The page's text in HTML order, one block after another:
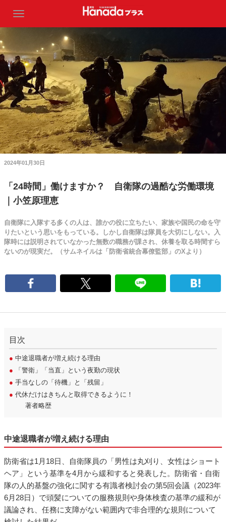
2024年01月30日
「24時間」働けますか？ 自衛隊の過酷な労働環境
｜小笠原理恵
自衛隊に入隊する多くの人は、誰かの役に立ちたい、家族や国民の命を守
りたいという思いをもっている。しかし自衛隊は隊員を大切にしない。入
隊時には説明されていなかった無数の職務が課され、休養を取る時間すら
ないのが現実だ。（サムネイルは「防衛省統合幕僚監部」のXより）
目次
● 中途退職者が増え続ける理由
● 「警衛」「当直」という夜勤の現状
● 手当なしの「待機」と「残留」
● 代休だけはきちんと取得できるように！
著者略歴
中途退職者が増え続ける理由
防衛省は1月18日、自衛隊員の「男性は丸刈り、女性はショート
ヘア」という基準を4月から緩和すると発表した。防衛省・自衛
隊の人的基盤の強化に関する有識者検討会の第5回会議（2023年
6月28日）で頭髪についての服務規則や身体検査の基準の緩和が
議論され、任務に支障がない範囲内で非合理的な規則について